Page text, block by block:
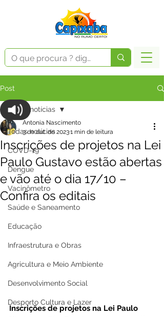
Post
Todas notícias
COVD-19
Dengue
Vacinômetro
Saúde e Saneamento
Educação
Infraestrutura e Obras
Agricultura e Meio Ambiente
Desenvolvimento Social
Desporto Cultura e Lazer
Todas notícias
Inscrições de projetos na Lei
Paulo Gustavo estão abertas
e vão até o dia 17/10 –
Confira os editais
Antonia Nascimento
3 de out. de 20231 min de leitura
Inscrições de projetos na Lei Paulo